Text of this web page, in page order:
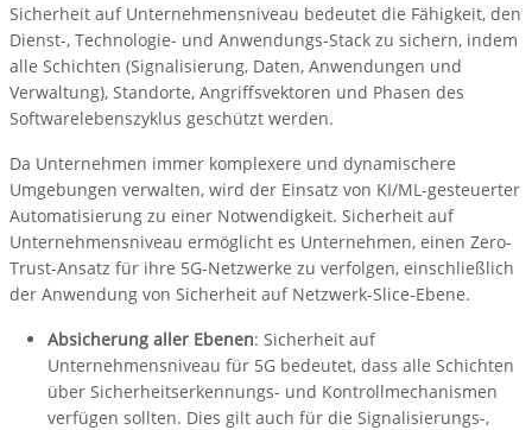
Sicherheit auf Unternehmensniveau bedeutet die Fähigkeit, den
Dienst-, Technologie- und Anwendungs-Stack zu sichern, indem
alle Schichten (Signalisierung, Daten, Anwendungen und
Verwaltung), Standorte, Angriffsvektoren und Phasen des
Softwarelebenszyklus geschützt werden.
Da Unternehmen immer komplexere und dynamischere
Umgebungen verwalten, wird der Einsatz von KI/ML-gesteuerter
Automatisierung zu einer Notwendigkeit. Sicherheit auf
Unternehmensniveau ermöglicht es Unternehmen, einen Zero-
Trust-Ansatz für ihre 5G-Netzwerke zu verfolgen, einschließlich
der Anwendung von Sicherheit auf Netzwerk-Slice-Ebene.
Absicherung aller Ebenen: Sicherheit auf
Unternehmensniveau für 5G bedeutet, dass alle Schichten
über Sicherheitserkennungs- und Kontrollmechanismen
verfügen sollten. Dies gilt auch für die Signalisierungs-,